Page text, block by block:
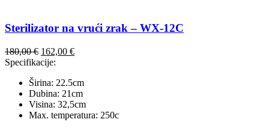
Sterilizator na vrući zrak – WX-12C
180,00€ Izvorna
cijena
je:
180,00 €.
162,00 €Trenutna
162,00 €.
Specifikacije:
Širina: 22.5cm
Dubina: 21cm
Visina: 32,5cm
Max. temperatura: 250c